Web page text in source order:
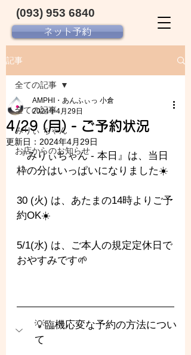
ネット予約
(093) 953 6840‬
記事
全ての記事
みりぃ ちゃん
お店からのお知らせ
全ての記事
4/29 (月) - ご予約状況
AMPHI・あんふぃっ 小倉
2024年4月29日
更新日： 2024年4月29日
『みりぃちゃん - 本日』は、当日
枠の分はいっぱいになりました☀️
30 (火) は、あたまの14時よりご予
約OK☀️
5/1(水) は、ご本人の規定定休日で
おやすみです🌱
💡臨機応変な予約の方法につい
て